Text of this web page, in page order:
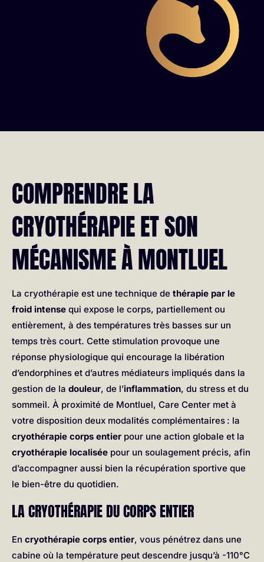
COMPRENDRE LA
CRYOTHÉRAPIE ET SON
MÉCANISME À MONTLUEL
La cryothérapie est une technique de thérapie par le
froid intense qui expose le corps, partiellement ou
entièrement, à des températures très basses sur un
temps très court. Cette stimulation provoque une
réponse physiologique qui encourage la libération
d’endorphines et d’autres médiateurs impliqués dans la
gestion de la douleur, de l’inflammation, du stress et du
sommeil. À proximité de Montluel, Care Center met à
votre disposition deux modalités complémentaires : la
cryothérapie corps entier pour une action globale et la
cryothérapie localisée pour un soulagement précis, afin
d’accompagner aussi bien la récupération sportive que
le bien-être du quotidien.
LA CRYOTHÉRAPIE DU CORPS ENTIER
En cryothérapie corps entier, vous pénétrez dans une
cabine où la température peut descendre jusqu’à -110°C